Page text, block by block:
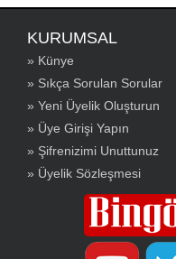
KURUMSAL
» Künye
» Sıkça Sorulan Sorular
» Yeni Üyelik Oluşturun
» Üye Girişi Yapın
» Şifrenizimi Unuttunuz
» Üyelik Sözleşmesi